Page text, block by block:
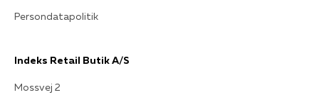
Persondatapolitik
Indeks Retail Butik A/S
Mossvej 2